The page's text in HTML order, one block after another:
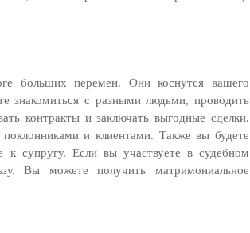
больших перемен. Они коснутся вашего
знакомиться с разными людьми, проводить
контракты и заключать выгодные сделки.
и клиентами. Также вы будете
супругу. Если вы участвуете в судебном
Вы можете получить матримониальное